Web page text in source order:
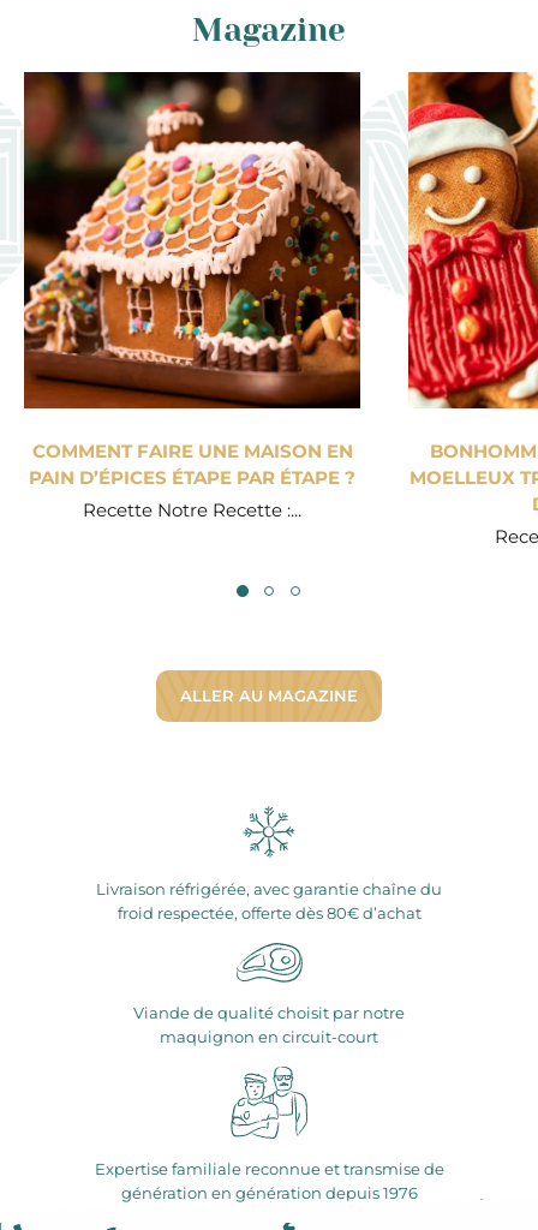
Magazine
COMMENT FAIRE UNE MAISON EN
PAIN D’ÉPICES ÉTAPE PAR ÉTAPE ?
Recette Notre Recette :...
MOELLEUX
ALLER AU MAGAZINE
Livraison réfrigérée, avec garantie chaîne du
froid respectée, offerte dès 80€ d’achat
Viande de qualité choisit par notre
maquignon en circuit-court
Expertise familiale reconnue et transmise de
génération en génération depuis 1976